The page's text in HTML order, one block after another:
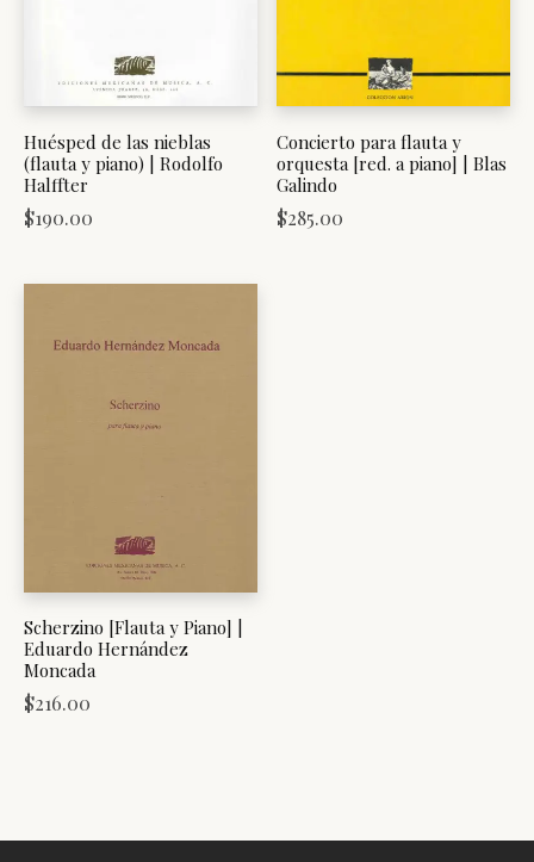
Huésped de las nieblas
(flauta y piano) | Rodolfo
Halffter
$190.00
Concierto para flauta y
orquesta [red. a piano] | Blas
Galindo
$285.00
Scherzino [Flauta y Piano] |
Eduardo Hernández
Moncada
$216.00